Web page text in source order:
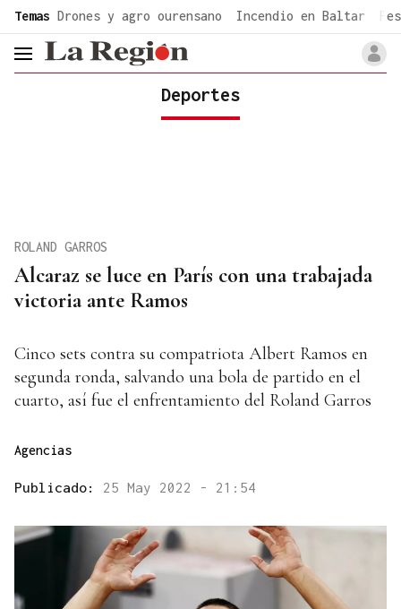
Temas Drones y agro ourensano Incendio en Baltar
header.menu.open
Deportes
Alcaraz se luce en París con una trabajada
victoria ante Ramos
ROLAND GARROS
Cinco sets contra su compatriota Albert Ramos en
segunda ronda, salvando una bola de partido en el
cuarto, así fue el enfrentamiento del Roland Garros
Agencias
Publicado: 25 May 2022 - 21:54